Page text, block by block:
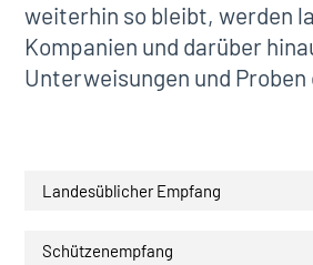
weiterhin so bleibt, werden
Kompanien und darüber
Unterweisungen und
Landesüblicher Empfang
Schützenempfang